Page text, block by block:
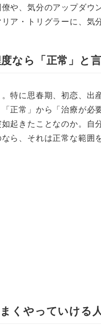
や、気分のアップダ
ア・トリグラーに、
なら「正常」と
特に思春期、初恋、
正常」から「治療が
起きたことなのか。自
ら、それは正常な範囲
くやっていける